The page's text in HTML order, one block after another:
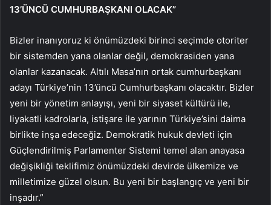
13’ÜNCÜ CUMHURBAŞKANI OLACAK”
Bizler inanıyoruz ki önümüzdeki birinci seçimde otoriter
bir sistemden yana olanlar değil, demokrasiden yana
olanlar kazanacak. Altılı Masa’nın ortak cumhurbaşkanı
adayı Türkiye’nin 13’üncü Cumhurbaşkanı olacaktır. Bizler
yeni bir yönetim anlayışı, yeni bir siyaset kültürü ile,
liyakatli kadrolarla, istişare ile yarının Türkiye’sini daima
birlikte inşa edeceğiz. Demokratik hukuk devleti için
Güçlendirilmiş Parlamenter Sistemi temel alan anayasa
değişikliği teklifimiz önümüzdeki devirde ülkemize ve
milletimize güzel olsun. Bu yeni bir başlangıç ve yeni bir
inşadır.”